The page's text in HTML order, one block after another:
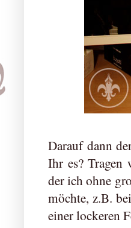
Darauf dann
Ihr es? Tragen
der ich ohne
möchte, z.B.
einer lockeren